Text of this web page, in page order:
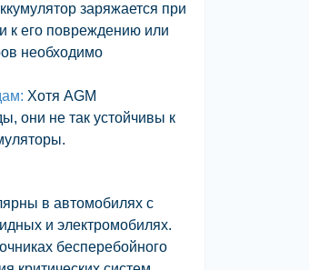
заряжается при
к его повреждению или
необходимо
Хотя AGM
они не так устойчивы к
в автомобилях с
и электромобилях.
бесперебойного